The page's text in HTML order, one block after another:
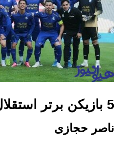
5 بازیکن برتر استقلال
ناصر حجازی